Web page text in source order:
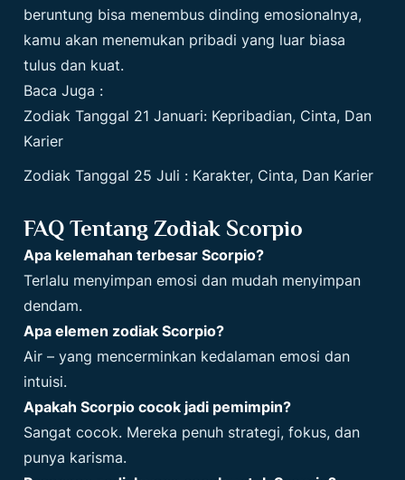
beruntung bisa menembus dinding emosionalnya,
kamu akan menemukan pribadi yang luar biasa
tulus dan kuat.
Baca Juga :
Zodiak Tanggal 21 Januari: Kepribadian, Cinta, Dan
Karier
Zodiak Tanggal 25 Juli : Karakter, Cinta, Dan Karier
FAQ Tentang Zodiak Scorpio
Apa kelemahan terbesar Scorpio?
Terlalu menyimpan emosi dan mudah menyimpan
dendam.
Apa elemen zodiak Scorpio?
Air – yang mencerminkan kedalaman emosi dan
intuisi.
Apakah Scorpio cocok jadi pemimpin?
Sangat cocok. Mereka penuh strategi, fokus, dan
punya karisma.